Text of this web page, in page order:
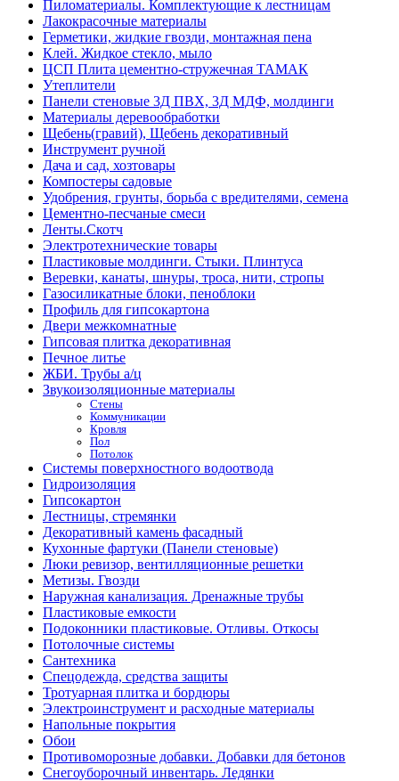
Пиломатериалы. Комплектующие к лестницам
Лакокрасочные материалы
Герметики, жидкие гвозди, монтажная пена
Клей. Жидкое стекло, мыло
ЦСП Плита цементно-стружечная ТАМАК
Утеплители
Панели стеновые 3Д ПВХ, 3Д МДФ, молдинги
Материалы деревообработки
Щебень(гравий), Щебень декоративный
Инструмент ручной
Дача и сад, хозтовары
Компостеры садовые
Удобрения, грунты, борьба с вредителями, семена
Цементно-песчаные смеси
Ленты.Скотч
Электротехнические товары
Пластиковые молдинги. Стыки. Плинтуса
Веревки, канаты, шнуры, троса, нити, стропы
Газосиликатные блоки, пеноблоки
Профиль для гипсокартона
Двери межкомнатные
Гипсовая плитка декоративная
Печное литье
ЖБИ. Трубы а/ц
Звукоизоляционные материалы
Стены
Коммуникации
Кровля
Пол
Потолок
Системы поверхностного водоотвода
Гидроизоляция
Гипсокартон
Лестницы, стремянки
Декоративный камень фасадный
Кухонные фартуки (Панели стеновые)
Люки ревизор, вентилляционные решетки
Метизы. Гвозди
Наружная канализация. Дренажные трубы
Пластиковые емкости
Подоконники пластиковые. Отливы. Откосы
Потолочные системы
Сантехника
Спецодежда, средства защиты
Тротуарная плитка и бордюры
Электроинструмент и расходные материалы
Напольные покрытия
Обои
Противоморозные добавки. Добавки для бетонов
Снегоуборочный инвентарь. Ледянки